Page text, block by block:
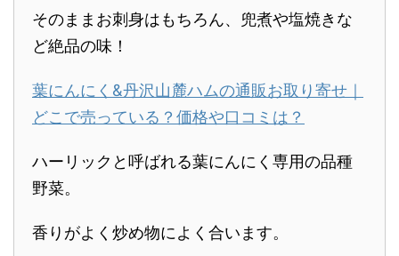
そのままお刺身はもちろん、兜煮や塩焼きな
ど絶品の味！
葉にんにく&丹沢山麓ハムの通販お取り寄せ｜
どこで売っている？価格や口コミは？
ハーリックと呼ばれる葉にんにく専用の品種
野菜。
香りがよく炒め物によく合います。